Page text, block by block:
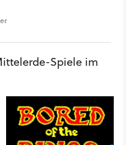
Spiele im